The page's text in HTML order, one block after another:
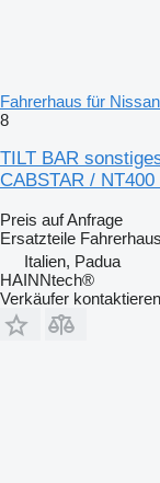
Fahrerhaus für
8
TILT BAR
CABSTAR / NT400
Preis auf Anfrage
Ersatzteile
Italien, Padua
HAINNtech®
Verkäufer kontaktieren